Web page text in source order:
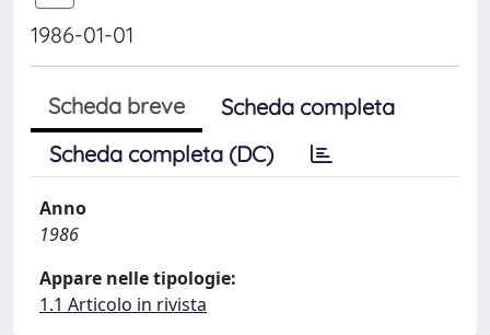
1986-01-01
Scheda breve
Scheda completa
Scheda completa (DC)
Anno
1986
Appare nelle tipologie:
1.1 Articolo in rivista